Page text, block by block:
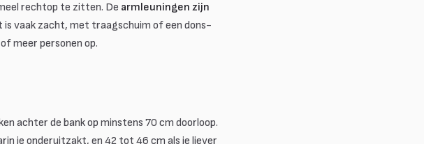
rechtop te zitten. De armleuningen zijn
vaak zacht, met traagschuim of een dons-
meer personen op.
achter de bank op minstens 70 cm doorloop.
je onderuitzakt, en 42 tot 46 cm als je liever